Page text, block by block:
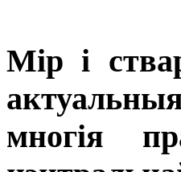
Мір і
многія